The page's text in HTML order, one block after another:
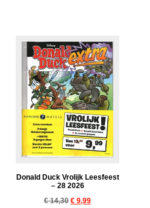
Donald Duck Vrolijk Leesfeest
– 28 2026
€14,30 € 9,99